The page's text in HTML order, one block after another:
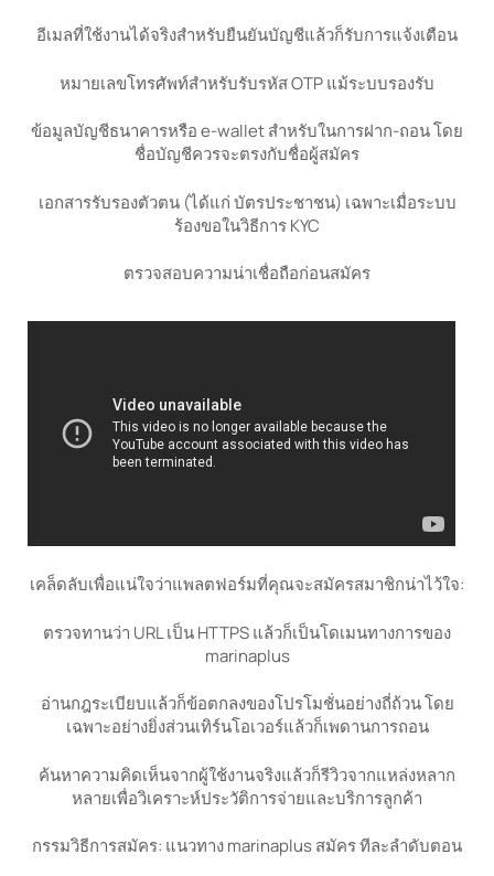
อีเมลที่ใช้งานได้จริงสำหรับยืนยันบัญชีแล้วก็รับการแจ้งเตือน
หมายเลขโทรศัพท์สำหรับรับรหัส OTP แม้ระบบรองรับ
ข้อมูลบัญชีธนาคารหรือ e-wallet สำหรับในการฝาก-ถอน โดย
ชื่อบัญชีควรจะตรงกับชื่อผู้สมัคร
เอกสารรับรองตัวตน (ได้แก่ บัตรประชาชน) เฉพาะเมื่อระบบ
ร้องขอในวิธีการ KYC
ตรวจสอบความน่าเชื่อถือก่อนสมัคร
เคล็ดลับเพื่อแน่ใจว่าแพลตฟอร์มที่คุณจะสมัครสมาชิกน่าไว้ใจ:
ตรวจทานว่า URL เป็น HTTPS แล้วก็เป็นโดเมนทางการของ
marinaplus
อ่านกฎระเบียบแล้วก็ข้อตกลงของโปรโมชั่นอย่างถี่ถ้วน โดย
เฉพาะอย่างยิ่งส่วนเทิร์นโอเวอร์แล้วก็เพดานการถอน
ค้นหาความคิดเห็นจากผู้ใช้งานจริงแล้วก็รีวิวจากแหล่งหลาก
หลายเพื่อวิเคราะห์ประวัติการจ่ายและบริการลูกค้า
กรรมวิธีการสมัคร: แนวทาง marinaplus สมัคร ทีละลำดับตอน